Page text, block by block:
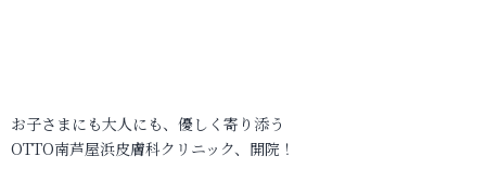
お子さまにも大人にも、優しく寄り添う
OTTO南芦屋浜皮膚科クリニック、開院！